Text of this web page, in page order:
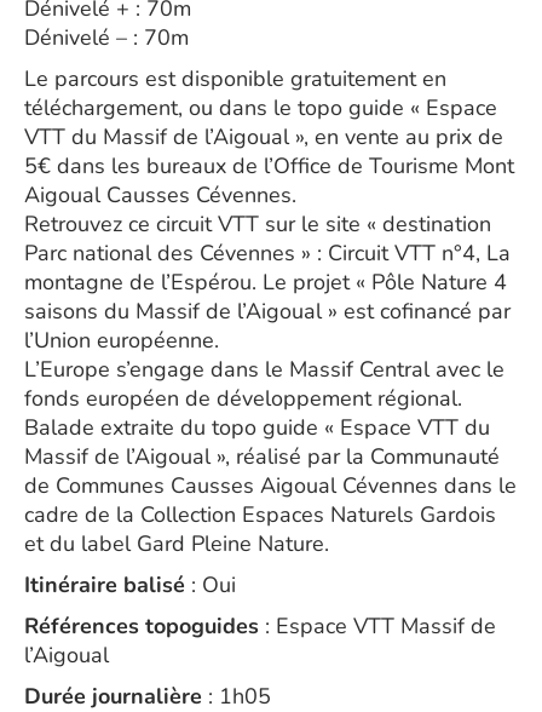
Dénivelé + : 70m
Dénivelé – : 70m
Le parcours est disponible gratuitement en
téléchargement, ou dans le topo guide « Espace
VTT du Massif de l’Aigoual », en vente au prix de
5€ dans les bureaux de l’Office de Tourisme Mont
Aigoual Causses Cévennes.
Retrouvez ce circuit VTT sur le site « destination
Parc national des Cévennes » : Circuit VTT n°4, La
montagne de l’Espérou. Le projet « Pôle Nature 4
saisons du Massif de l’Aigoual » est cofinancé par
l’Union européenne.
L’Europe s’engage dans le Massif Central avec le
fonds européen de développement régional.
Balade extraite du topo guide « Espace VTT du
Massif de l’Aigoual », réalisé par la Communauté
de Communes Causses Aigoual Cévennes dans le
cadre de la Collection Espaces Naturels Gardois
et du label Gard Pleine Nature.
Itinéraire balisé : Oui
Références topoguides : Espace VTT Massif de
l’Aigoual
Durée journalière : 1h05